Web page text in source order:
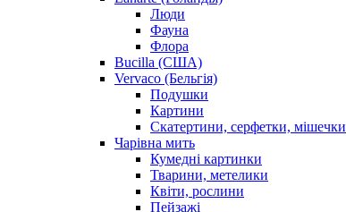
Люди
Фауна
Флора
Bucilla (США)
Vervaco (Бельгія)
Подушки
Картини
Скатертини, серфетки, мішечки
Чарiвна мить
Кумедні картинки
Тварини, метелики
Квіти, рослини
Пейзажі